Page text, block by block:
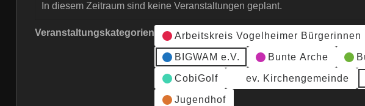
In diesem Zeitraum sind keine Veranstaltungen geplant.
Veranstaltungskategorien Arbeitskreis Vogelheimer Bürgerinnen
BIGWAM e.V. Bunte Arche
CobiGolf ev. Kirchengemeinde
Jugendhof